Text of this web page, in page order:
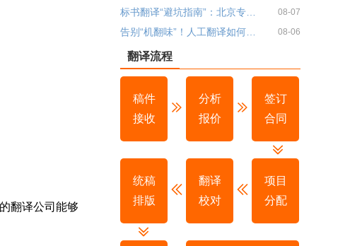
翻译公司能够
08-07
08-06
翻译流程
稿件
接收
分析
报价
签订
合同
统稿
排版
翻译
校对
项目
分配